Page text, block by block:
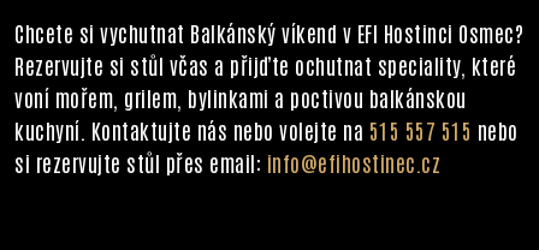
Chcete si vychutnat Balkánský víkend v EFI Hostinci Osmec?
Rezervujte si stůl včas a přijďte ochutnat speciality, které
voní mořem, grilem, bylinkami a poctivou balkánskou
kuchyní. Kontaktujte nás nebo volejte na 515 557 515 nebo
si rezervujte stůl přes email: info@efihostinec.cz